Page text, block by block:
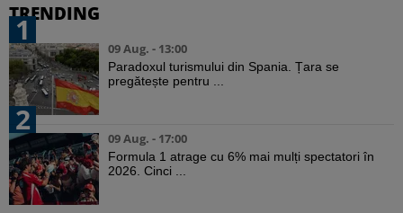
TRENDING
1
09 Aug. - 13:00
Paradoxul turismului din Spania. Țara se
pregătește pentru ...
2
09 Aug. - 17:00
Formula 1 atrage cu 6% mai mulți spectatori în
2026. Cinci ...